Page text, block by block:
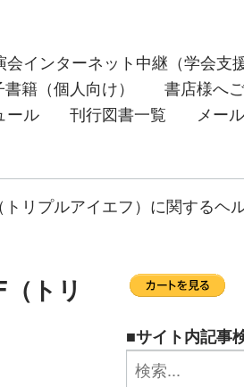
インターネット中継（学会支
籍（個人向け）
書店様へ
ール 刊行図書一覧
メー
リプルアイエフ）に関するヘ
トリ
■サイト内記事